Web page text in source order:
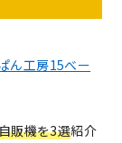
ん工房15べー
販機を3選紹介